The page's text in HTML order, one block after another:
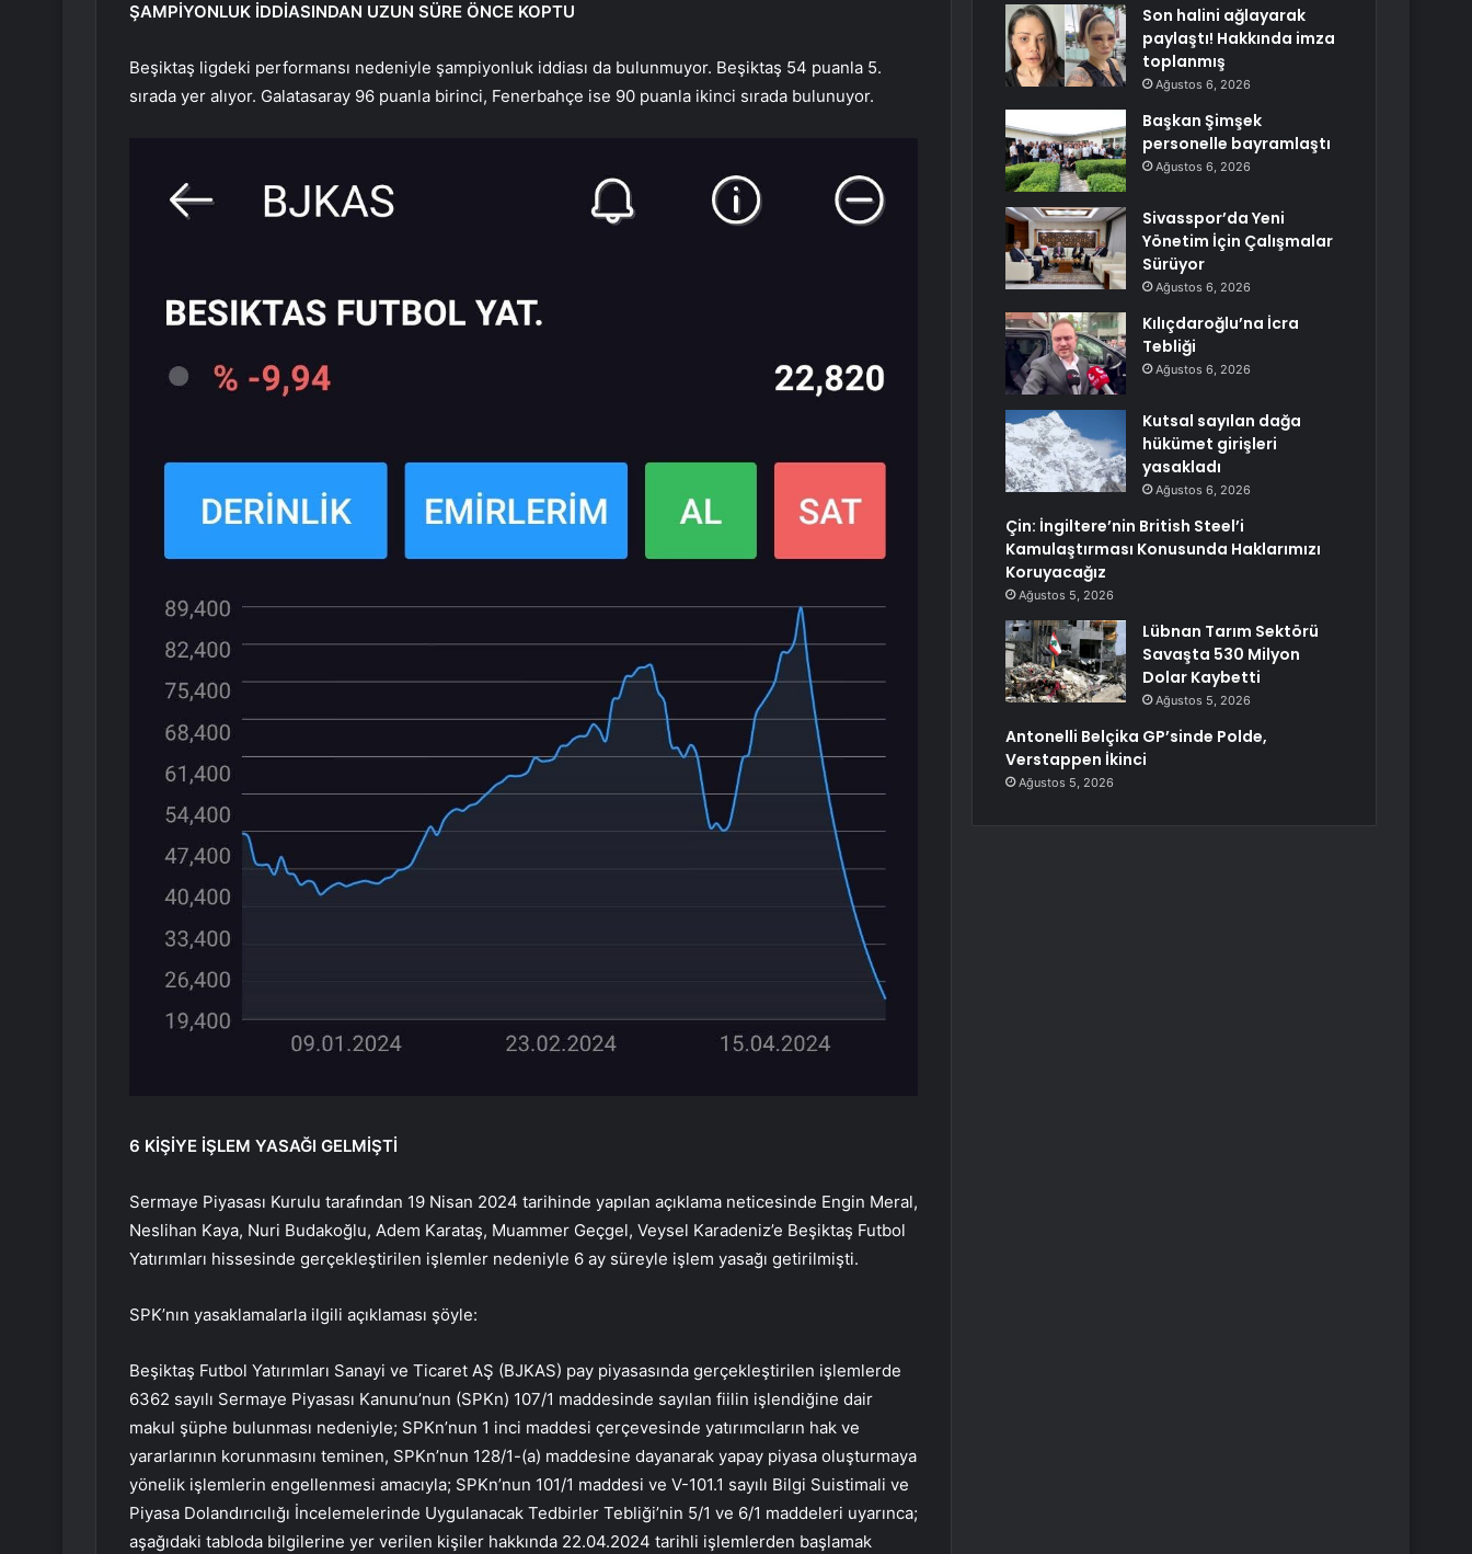
ŞAMPİYONLUK İDDİASINDAN UZUN SÜRE ÖNCE KOPTU
Beşiktaş ligdeki performansı nedeniyle şampiyonluk iddiası da bulunmuyor. Beşiktaş 54 puanla 5.
sırada yer alıyor. Galatasaray 96 puanla birinci, Fenerbahçe ise 90 puanla ikinci sırada bulunuyor.
6 KİŞİYE İŞLEM YASAĞI GELMİŞTİ
Sermaye Piyasası Kurulu tarafından 19 Nisan 2024 tarihinde yapılan açıklama neticesinde Engin Meral,
Neslihan Kaya, Nuri Budakoğlu, Adem Karataş, Muammer Geçgel, Veysel Karadeniz’e Beşiktaş Futbol
Yatırımları hissesinde gerçekleştirilen işlemler nedeniyle 6 ay süreyle işlem yasağı getirilmişti.
SPK’nın yasaklamalarla ilgili açıklaması şöyle:
Beşiktaş Futbol Yatırımları Sanayi ve Ticaret AŞ (BJKAS) pay piyasasında gerçekleştirilen işlemlerde
6362 sayılı Sermaye Piyasası Kanunu’nun (SPKn) 107/1 maddesinde sayılan fiilin işlendiğine dair
makul şüphe bulunması nedeniyle; SPKn’nun 1 inci maddesi çerçevesinde yatırımcıların hak ve
yararlarının korunmasını teminen, SPKn’nun 128/1-(a) maddesine dayanarak yapay piyasa oluşturmaya
yönelik işlemlerin engellenmesi amacıyla; SPKn’nun 101/1 maddesi ve V-101.1 sayılı Bilgi Suistimali ve
Piyasa Dolandırıcılığı İncelemelerinde Uygulanacak Tedbirler Tebliği’nin 5/1 ve 6/1 maddeleri uyarınca;
aşağıdaki tabloda bilgilerine yer verilen kişiler hakkında 22.04.2024 tarihli işlemlerden başlamak
Son halini ağlayarak
paylaştı! Hakkında imza
toplanmış
Ağustos 6, 2026
Başkan Şimşek
personelle bayramlaştı
Ağustos 6, 2026
Sivasspor’da Yeni
Yönetim İçin Çalışmalar
Sürüyor
Ağustos 6, 2026
Kılıçdaroğlu’na İcra
Tebliği
Ağustos 6, 2026
Kutsal sayılan dağa
hükümet girişleri
yasakladı
Ağustos 6, 2026
Çin: İngiltere’nin British Steel’i
Kamulaştırması Konusunda Haklarımızı
Koruyacağız
Ağustos 5, 2026
Lübnan Tarım Sektörü
Savaşta 530 Milyon
Dolar Kaybetti
Ağustos 5, 2026
Antonelli Belçika GP’sinde Polde,
Verstappen İkinci
Ağustos 5, 2026